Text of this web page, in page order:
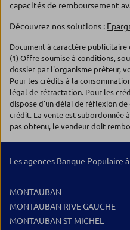
capacités de remboursement
Découvrez nos solutions :
Document à caractère
(1) Offre soumise à conditions,
dossier par l'organisme prêteur,
Pour les crédits à la
légal de rétractation. Pour les
dispose d'un délai de réflexion
crédit. La vente est subordonnée
pas obtenu, le vendeur doit
Les agences Banque Populaire
MONTAUBAN
MONTAUBAN RIVE GAUCHE
MONTAUBAN ST MICHEL